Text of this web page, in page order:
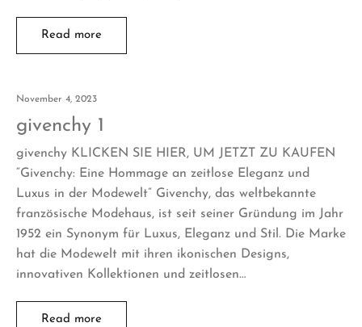
Read more
November 4, 2023
givenchy 1
givenchy KLICKEN SIE HIER, UM JETZT ZU KAUFEN
“Givenchy: Eine Hommage an zeitlose Eleganz und
Luxus in der Modewelt” Givenchy, das weltbekannte
französische Modehaus, ist seit seiner Gründung im Jahr
1952 ein Synonym für Luxus, Eleganz und Stil. Die Marke
hat die Modewelt mit ihren ikonischen Designs,
innovativen Kollektionen und zeitlosen…
Read more